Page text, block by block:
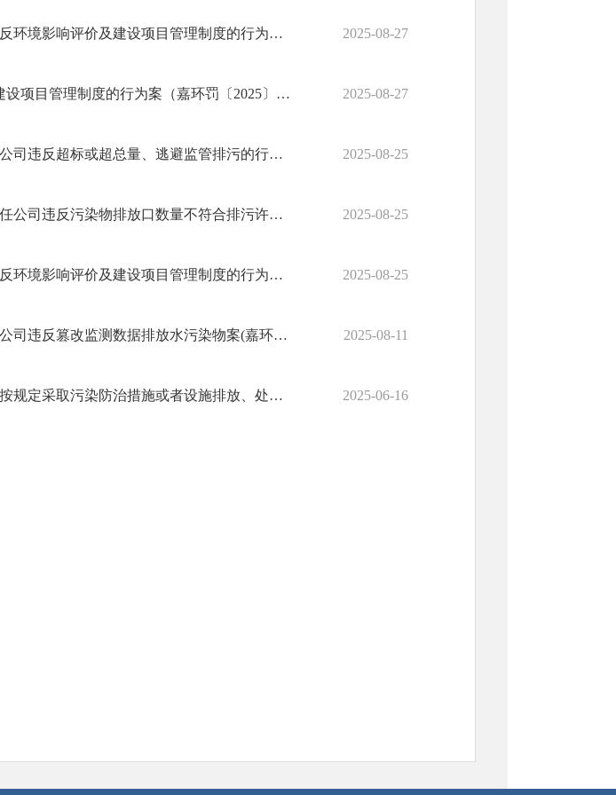
嘉峪关脱科商贸有限公司违反环境影响评价及建设项目管理制度的行为案（嘉环罚〔2025〕11号） 2025-08-27
高*仁违反环境影响评价及建设项目管理制度的行为案（嘉环罚〔2025〕12号） 2025-08-27
甘肃润源环境资源科技有限公司违反超标或超总量、逃避监管排污的行为案（嘉环罚〔2025〕8号） 2025-08-25
嘉峪关广丽劳务服务有限责任公司违反污染物排放口数量不符合排污许可证规定案（嘉环罚〔2025〕9号） 2025-08-25
嘉峪关铭翔铝业有限公司违反环境影响评价及建设项目管理制度的行为案（嘉环罚〔2025〕10号） 2025-08-25
甘肃润源环境资源科技有限公司违反篡改监测数据排放水污染物案(嘉环罚〔2025〕7号) 2025-08-11
嘉峪关铭翔铝业有限公司未按规定采取污染防治措施或者设施排放、处置、贮存污染物的违法行为案(嘉环罚〔2025〕3号) 2025-06-16